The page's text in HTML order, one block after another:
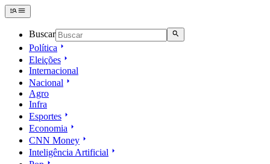
Buscar
Política
Eleições
Internacional
Nacional
Agro
Infra
Esportes
Economia
CNN Money
Inteligência Artificial